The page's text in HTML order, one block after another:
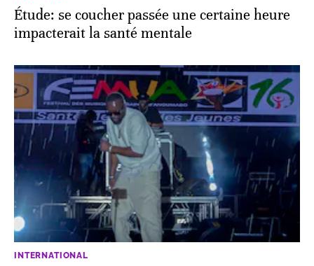
Étude: se coucher passée une certaine heure
impacterait la santé mentale
INTERNATIONAL